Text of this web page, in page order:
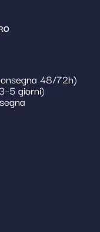
48/72h)
giorni)